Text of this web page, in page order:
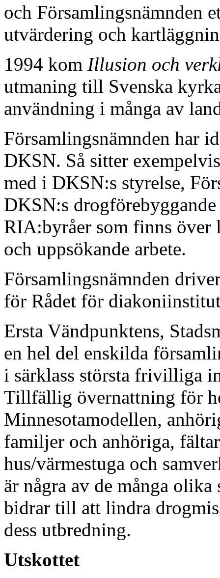
och Församlingsnämnden
utvärdering och
1994 kom Illusion och
utmaning till Svenska
användning i många av
Församlingsnämnden har
DKSN. Så sitter
med i DKSN:s styrelse,
DKSN:s
RIA:byråer som finns över
och uppsökande arbete.
Församlingsnämnden
för Rådet för
Ersta Vändpunktens,
en hel del enskilda
i särklass största frivilliga
Tillfällig övernattning för
Minnesotamodellen,
familjer och anhöriga,
hus/värmestuga och
är några av de många
bidrar till att lindra
dess utbredning.
Utskottet